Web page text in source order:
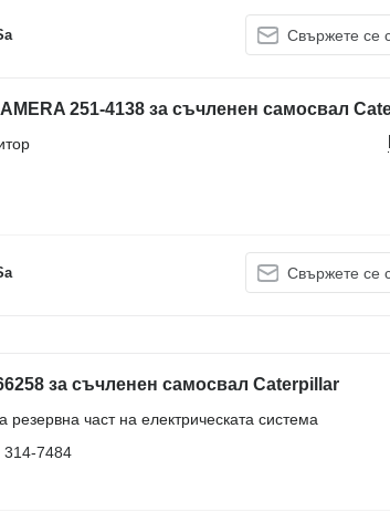
Свържете се
Свържете се
за съчленен самосвал Caterpillar
резервна част на електрическата система
314-7484